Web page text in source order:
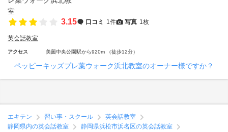
3.15 口コミ 1件 写真 1枚
英会話教室
アクセス 美薗中央公園駅から920m （徒歩12分）
ペッピーキッズプレ葉ウォーク浜北教室のオーナー様ですか？
エキテン 習い事・スクール
英会話教室
静岡県内の英会話教室
静岡県浜松市浜名区の英会話教室